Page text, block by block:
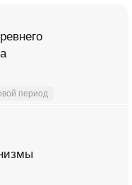
период